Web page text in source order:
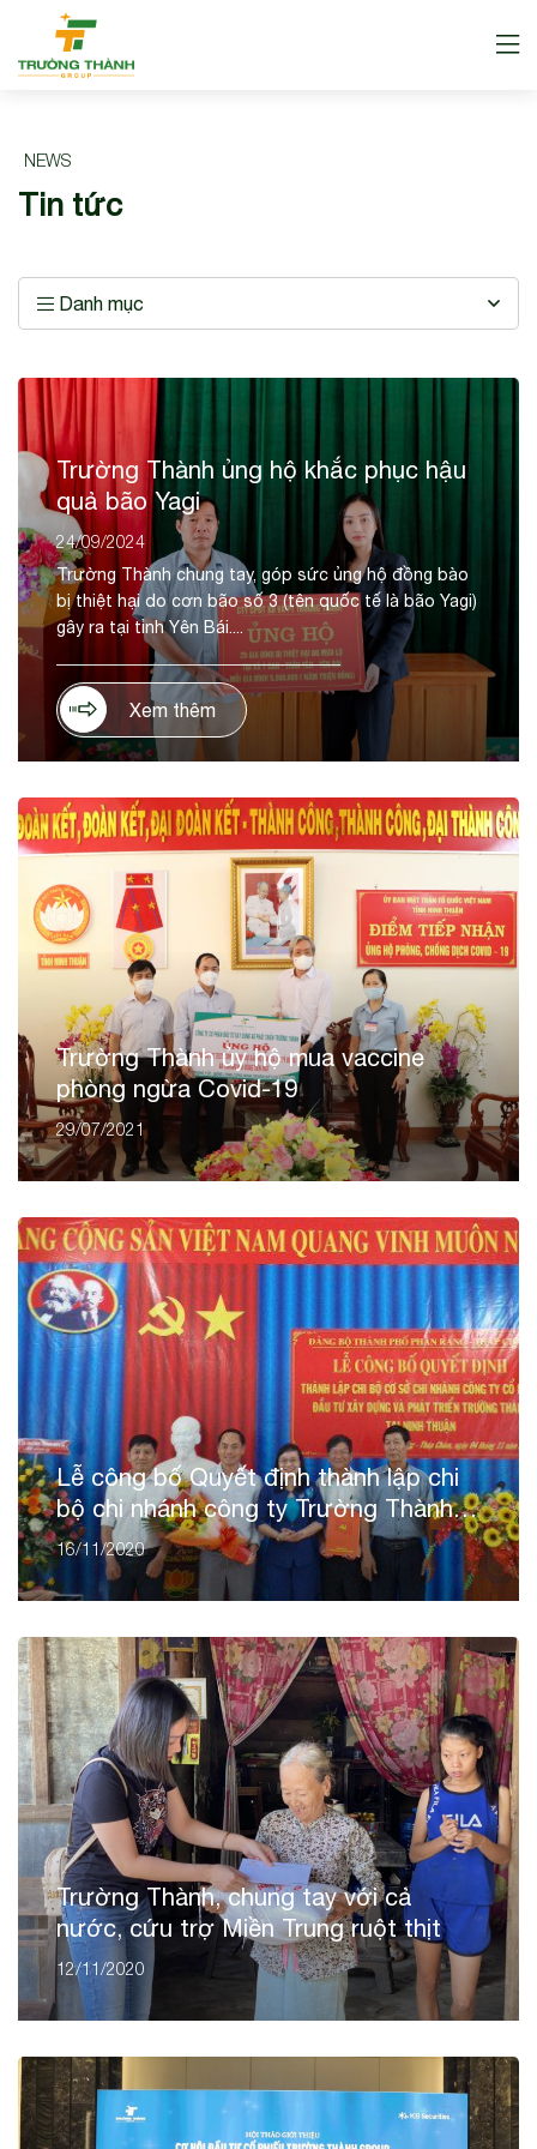
NEWS
Tin tức
Danh mục
Trường Thành ủng hộ khắc phục hậu
quả bão Yagi
24/09/2024
Trường Thành chung tay, góp sức ủng hộ đồng bào
bị thiệt hại do cơn bão số 3 (tên quốc tế là bão Yagi)
gây ra tại tỉnh Yên Bái....
Xem thêm
Trường Thành ủy hộ mua vaccine
phòng ngừa Covid-19
29/07/2021
Lễ công bố Quyết định thành lập chi
bộ chi nhánh công ty Trường Thành
tại Ninh Thuận
16/11/2020
Trường Thành, chung tay với cả
nước, cứu trợ Miền Trung ruột thịt
12/11/2020